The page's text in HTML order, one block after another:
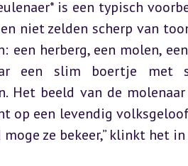
is een typisch
niet zelden scherp van
een herberg, een molen,
een slim boertje met
Het beeld van de
op een levendig
moge ze bekeer,” klinkt het